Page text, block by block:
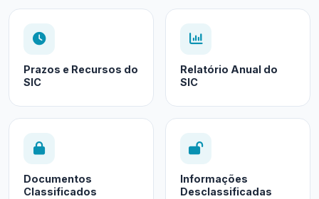
Prazos e Recursos do
SIC
Relatório Anual do
SIC
Documentos
Classificados
Informações
Desclassificadas